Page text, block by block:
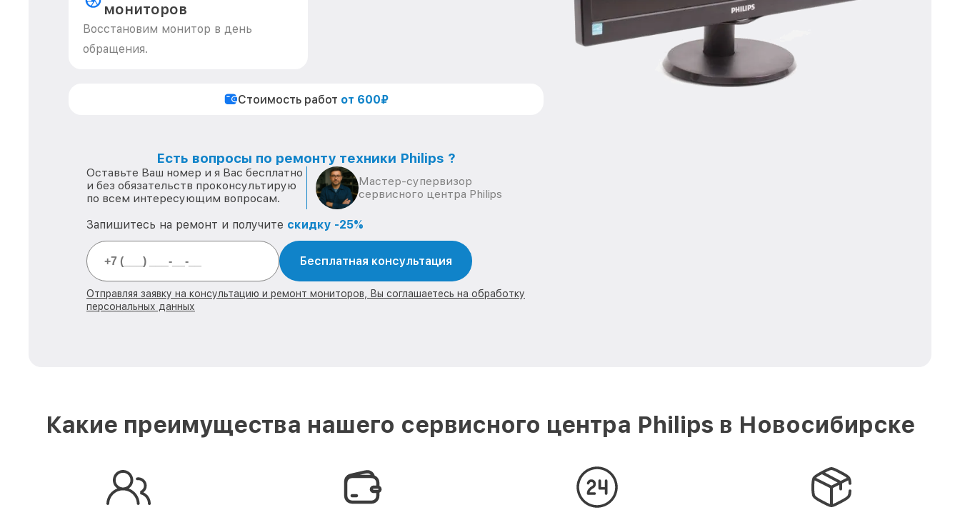
мониторов
Восстановим монитор в день
обращения.
Стоимость работ от 600₽
Есть вопросы по ремонту техники Philips ?
Оставьте Ваш номер и я Вас бесплатно
и без обязательств проконсультирую
по всем интересующим вопросам.
Мастер-супервизор
сервисного центра Philips
Запишитесь на ремонт и получите скидку -25%
Бесплатная консультация
Отправляя заявку на консультацию и ремонт мониторов, Вы соглашаетесь на обработку
персональных данных
Какие преимущества нашего сервисного центра Philips в Новосибирске